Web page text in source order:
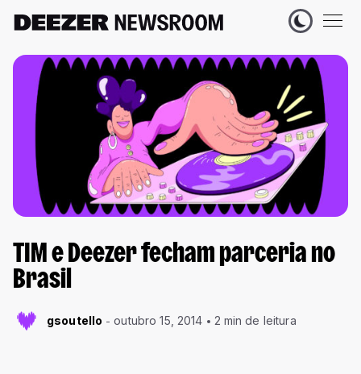
TIM e Deezer fecham parceria no
Brasil
gsoutello outubro 15, 2014 2 min de leitura